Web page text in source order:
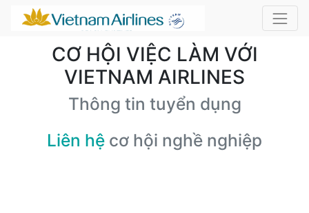
CƠ HỘI VIỆC LÀM VỚI
VIETNAM AIRLINES
Thông tin tuyển dụng
Liên hệ cơ hội nghề nghiệp